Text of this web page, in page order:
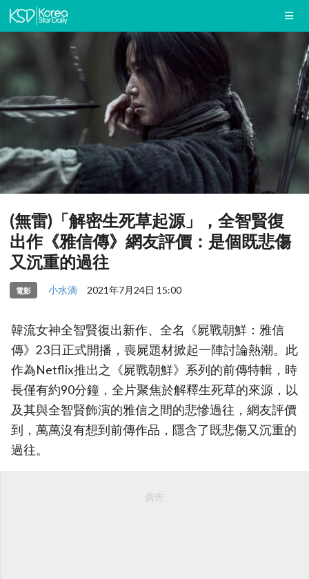
(無雷)「解密生死草起源」，全智賢復
出作《雅信傳》網友評價：是個既悲傷
又沉重的過往
電影 小水滴 2021年7月24日 15:00
韓流女神全智賢復出新作、全名《屍戰朝鮮：雅信
傳》23日正式開播，喪屍題材掀起一陣討論熱潮。此
作為Netflix推出之《屍戰朝鮮》系列的前傳特輯，時
長僅有約90分鐘，全片聚焦於解釋生死草的來源，以
及其與全智賢飾演的雅信之間的悲慘過往，網友評價
到，萬萬沒有想到前傳作品，隱含了既悲傷又沉重的
過往。
廣告